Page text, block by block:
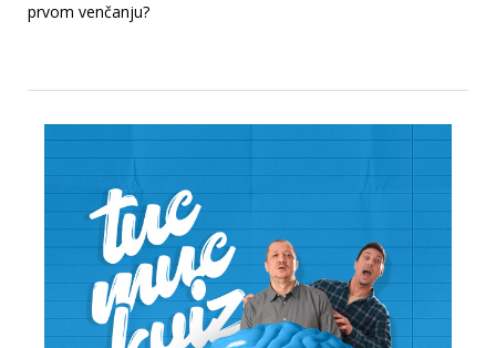
prvom venčanju?